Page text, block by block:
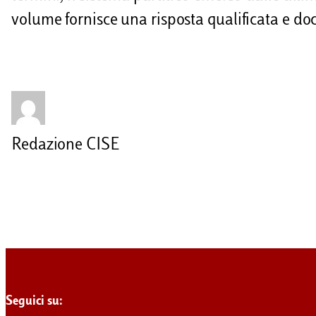
volume fornisce una risposta qualificata e
Redazione CISE
Seguici su: